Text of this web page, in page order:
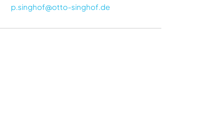
p.singhof@otto-singhof.de